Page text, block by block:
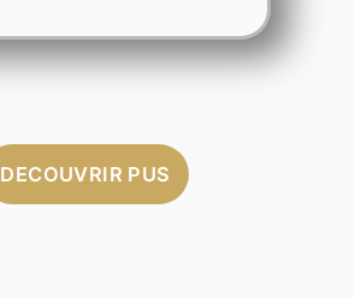
DECOUVRIR PUS